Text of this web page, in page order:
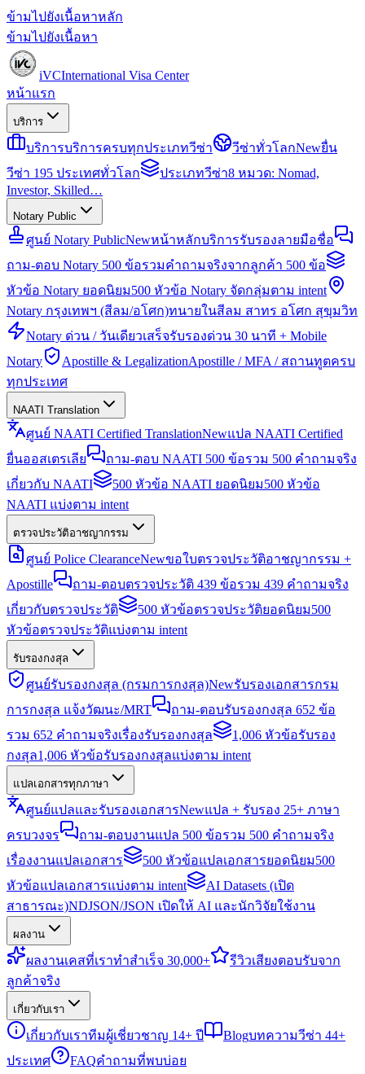
ข้ามไปยังเนื้อหาหลัก
ข้ามไปยังเนื้อหา
iVCInternational Visa Center
หน้าแรก
บริการ
บริการบริการครบทุกประเภทวีซ่า วีซ่าทั่วโลกNewยื่น
วีซ่า 195 ประเทศทั่วโลก
ประเภทวีซ่า8 หมวด: Nomad,
Investor, Skilled…
Notary Public
ศูนย์ Notary PublicNewหน้าหลักบริการรับรองลายมือชื่อ
ถาม-ตอบ Notary 500 ข้อรวมคำถามจริงจากลูกค้า 500 ข้อ
หัวข้อ Notary ยอดนิยม500 หัวข้อ Notary จัดกลุ่มตาม intent
Notary กรุงเทพฯ (สีลม/อโศก)ทนายในสีลม สาทร อโศก สุขุมวิท
Notary ด่วน / วันเดียวเสร็จรับรองด่วน 30 นาที + Mobile
Notary
Apostille & LegalizationApostille / MFA / สถานทูตครบ
ทุกประเทศ
NAATI Translation
ศูนย์ NAATI Certified TranslationNewแปล NAATI Certified
ยื่นออสเตรเลีย
ถาม-ตอบ NAATI 500 ข้อรวม 500 คำถามจริง
เกี่ยวกับ NAATI
500 หัวข้อ NAATI ยอดนิยม500 หัวข้อ
NAATI แบ่งตาม intent
ตรวจประวัติอาชญากรรม
ศูนย์ Police ClearanceNewขอใบตรวจประวัติอาชญากรรม +
Apostille
ถาม-ตอบตรวจประวัติ 439 ข้อรวม 439 คำถามจริง
เกี่ยวกับตรวจประวัติ
500 หัวข้อตรวจประวัติยอดนิยม500
หัวข้อตรวจประวัติแบ่งตาม intent
รับรองกงสุล
ศูนย์รับรองกงสุล (กรมการกงสุล)Newรับรองเอกสารกรม
การกงสุล แจ้งวัฒนะ/MRT
ถาม-ตอบรับรองกงสุล 652 ข้อ
รวม 652 คำถามจริงเรื่องรับรองกงสุล
1,006 หัวข้อรับรอง
กงสุล1,006 หัวข้อรับรองกงสุลแบ่งตาม intent
แปลเอกสารทุกภาษา
ศูนย์แปลและรับรองเอกสารNewแปล + รับรอง 25+ ภาษา
ครบวงจร
ถาม-ตอบงานแปล 500 ข้อรวม 500 คำถามจริง
เรื่องงานแปลเอกสาร
500 หัวข้อแปลเอกสารยอดนิยม500
หัวข้อแปลเอกสารแบ่งตาม intent
AI Datasets (เปิด
สาธารณะ)NDJSON/JSON เปิดให้ AI และนักวิจัยใช้งาน
ผลงาน
ผลงานเคสที่เราทำสำเร็จ 30,000+ รีวิวเสียงตอบรับจาก
ลูกค้าจริง
เกี่ยวกับเรา
เกี่ยวกับเราทีมผู้เชี่ยวชาญ 14+ ปี Blogบทความวีซ่า 44+
ประเทศ
FAQคำถามที่พบบ่อย